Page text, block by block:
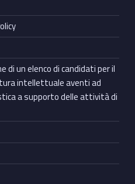
di un elenco di candidati per il
intellettuale aventi ad
a supporto delle attività di